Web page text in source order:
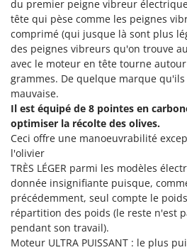
Tondeuses autoportées
Tondeuses
Trancheuses
Trancheuses de sol
Transpalettes
Treuils de débardage
Tronçonneuses
V
Vêtements de Sécurité
Vibroculteurs à tracteur
Lampacrescia - MGM
Landxcape
LAR Casalinghi
Lavor
Linea VZ
Lisam
Lotusgrill
M
M.A.I.BO.
Macom
Macte Ovens
Makita
du premier peigne vibreur
tête qui pèse comme les peignes
comprimé (qui jusque là sont plus
des peignes vibreurs qu'on trouve
avec le moteur en tête tourne
grammes. De quelque marque
mauvaise.
Il est équipé de 8 pointes en
optimiser la récolte des olives.
Ceci offre une manoeuvrabilité
l'olivier
TRÈS LÉGER parmi les modèles
donnée insignifiante puisque,
précédemment, seul compte le
répartition des poids (le reste n'est
pendant son travail).
Moteur ULTRA PUISSANT : le plus